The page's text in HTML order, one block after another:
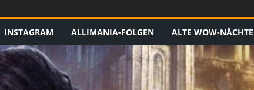
INSTAGRAM ALLIMANIA-FOLGEN ALTE WOW-NÄCHTE